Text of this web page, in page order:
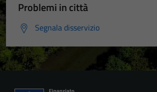
Problemi in città
Segnala disservizio